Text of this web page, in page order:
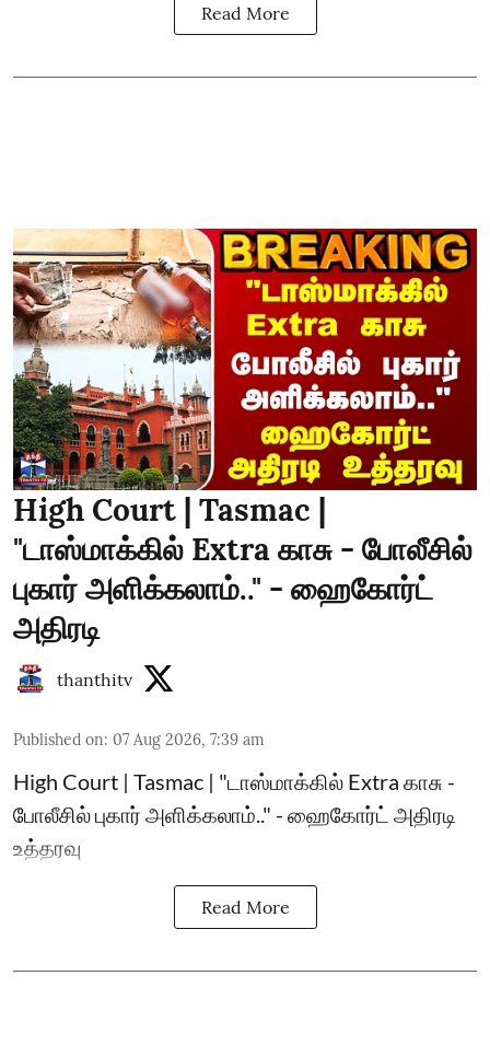
Read More
High Court | Tasmac |
"டாஸ்மாக்கில் Extra காசு - போலீசில்
புகார் அளிக்கலாம்.." - ஹைகோர்ட்
அதிரடி
thanthitv
Published on: 07 Aug 2026, 7:39 am
High Court | Tasmac | "டாஸ்மாக்கில் Extra காசு -
போலீசில் புகார் அளிக்கலாம்.." - ஹைகோர்ட் அதிரடி
உத்தரவு
Read More